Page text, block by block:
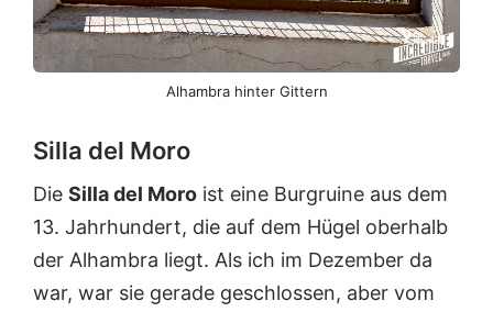
Alhambra hinter Gittern
Silla del Moro
Die Silla del Moro ist eine Burgruine aus dem
13. Jahrhundert, die auf dem Hügel oberhalb
der Alhambra liegt. Als ich im Dezember da
war, war sie gerade geschlossen, aber vom